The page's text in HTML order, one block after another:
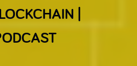
|